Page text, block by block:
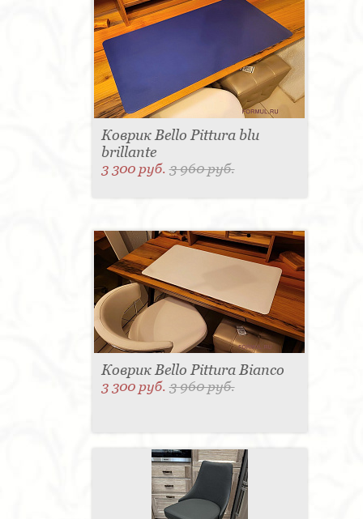
Коврик Bello Pittura blu
brillante
3 300 руб.3 960 руб.
Коврик Bello Pittura Bianco
3 300 руб.3 960 руб.